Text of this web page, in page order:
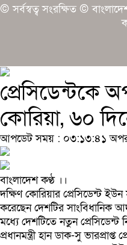
© সর্বস্বত্ব সংরক্ষিত ©
প্রেসিডেন্টকে
কোরিয়া, ৬০
আপডেট সময় : ০৩:১৩:৪১
বাংলাদেশ কণ্ঠ ।।
দক্ষিণ কোরিয়ার প্রেসিডেন্ট
করেছেন দেশটির
মধ্যে দেশটিতে নতুন প্রেসিডেন্ট
প্রধানমন্ত্রী হান ডাক-সু ভারপ্রাপ্ত